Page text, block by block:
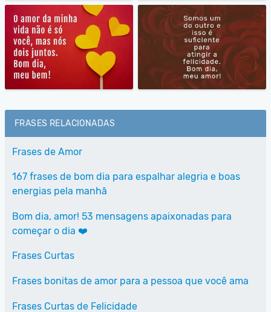
FRASES RELACIONADAS
Frases de Amor
167 frases de bom dia para espalhar alegria e boas
energias pela manhã
Bom dia, amor! 53 mensagens apaixonadas para
começar o dia ❤️
Frases Curtas
Frases bonitas de amor para a pessoa que você ama
Frases Curtas de Felicidade